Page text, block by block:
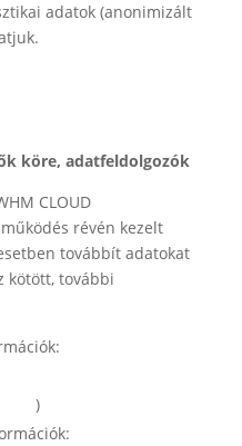
adatok (anonimizált
köre, adatfeldolgozók
CLOUD
révén kezelt
továbbít adatokat
kötött, további
)